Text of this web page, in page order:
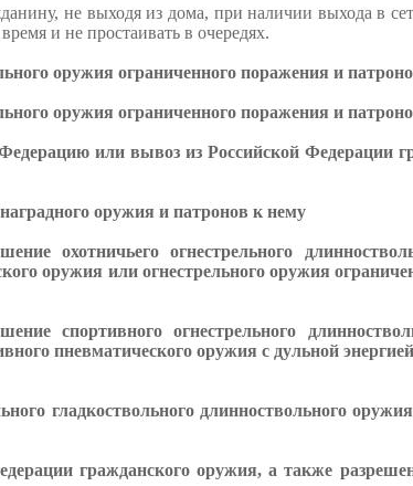
не выходя из дома, при наличии выхода в
и не простаивать в очередях.
оружия ограниченного поражения и
оружия ограниченного поражения и
или вывоз из Российской Федерации
оружия и патронов к нему
охотничьего огнестрельного
оружия или огнестрельного оружия
спортивного огнестрельного
пневматического оружия с дульной
гладкоствольного длинноствольного
гражданского оружия, а также